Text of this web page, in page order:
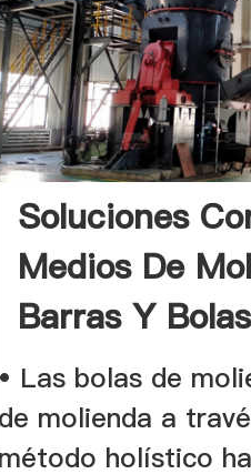
Soluciones
Medios De
Barras Y
• Las bolas de
de molienda a
método holístico